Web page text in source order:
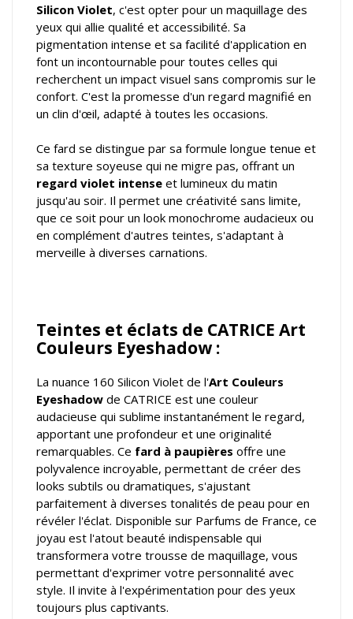
Silicon Violet, c'est opter pour un maquillage des
yeux qui allie qualité et accessibilité. Sa
pigmentation intense et sa facilité d'application en
font un incontournable pour toutes celles qui
recherchent un impact visuel sans compromis sur le
confort. C'est la promesse d'un regard magnifié en
un clin d'œil, adapté à toutes les occasions.
Ce fard se distingue par sa formule longue tenue et
sa texture soyeuse qui ne migre pas, offrant un
regard violet intense et lumineux du matin
jusqu'au soir. Il permet une créativité sans limite,
que ce soit pour un look monochrome audacieux ou
en complément d'autres teintes, s'adaptant à
merveille à diverses carnations.
Teintes et éclats de CATRICE Art
Couleurs Eyeshadow :
La nuance 160 Silicon Violet de l'Art Couleurs
Eyeshadow de CATRICE est une couleur
audacieuse qui sublime instantanément le regard,
apportant une profondeur et une originalité
remarquables. Ce fard à paupières offre une
polyvalence incroyable, permettant de créer des
looks subtils ou dramatiques, s'ajustant
parfaitement à diverses tonalités de peau pour en
révéler l'éclat. Disponible sur Parfums de France, ce
joyau est l'atout beauté indispensable qui
transformera votre trousse de maquillage, vous
permettant d'exprimer votre personnalité avec
style. Il invite à l'expérimentation pour des yeux
toujours plus captivants.